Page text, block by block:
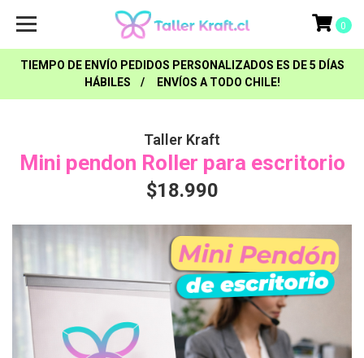
TIEMPO DE ENVÍO PEDIDOS PERSONALIZADOS ES DE 5 DÍAS
HÁBILES / ENVÍOS A TODO CHILE!
0
Taller Kraft
Mini pendon Roller para escritorio
$18.990